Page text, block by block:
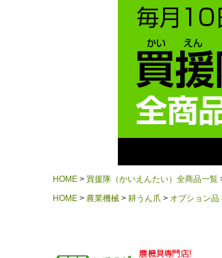
HOME 買援隊（かいえんたい）全商品一覧
HOME
農業機械 耕うん爪 オプション品